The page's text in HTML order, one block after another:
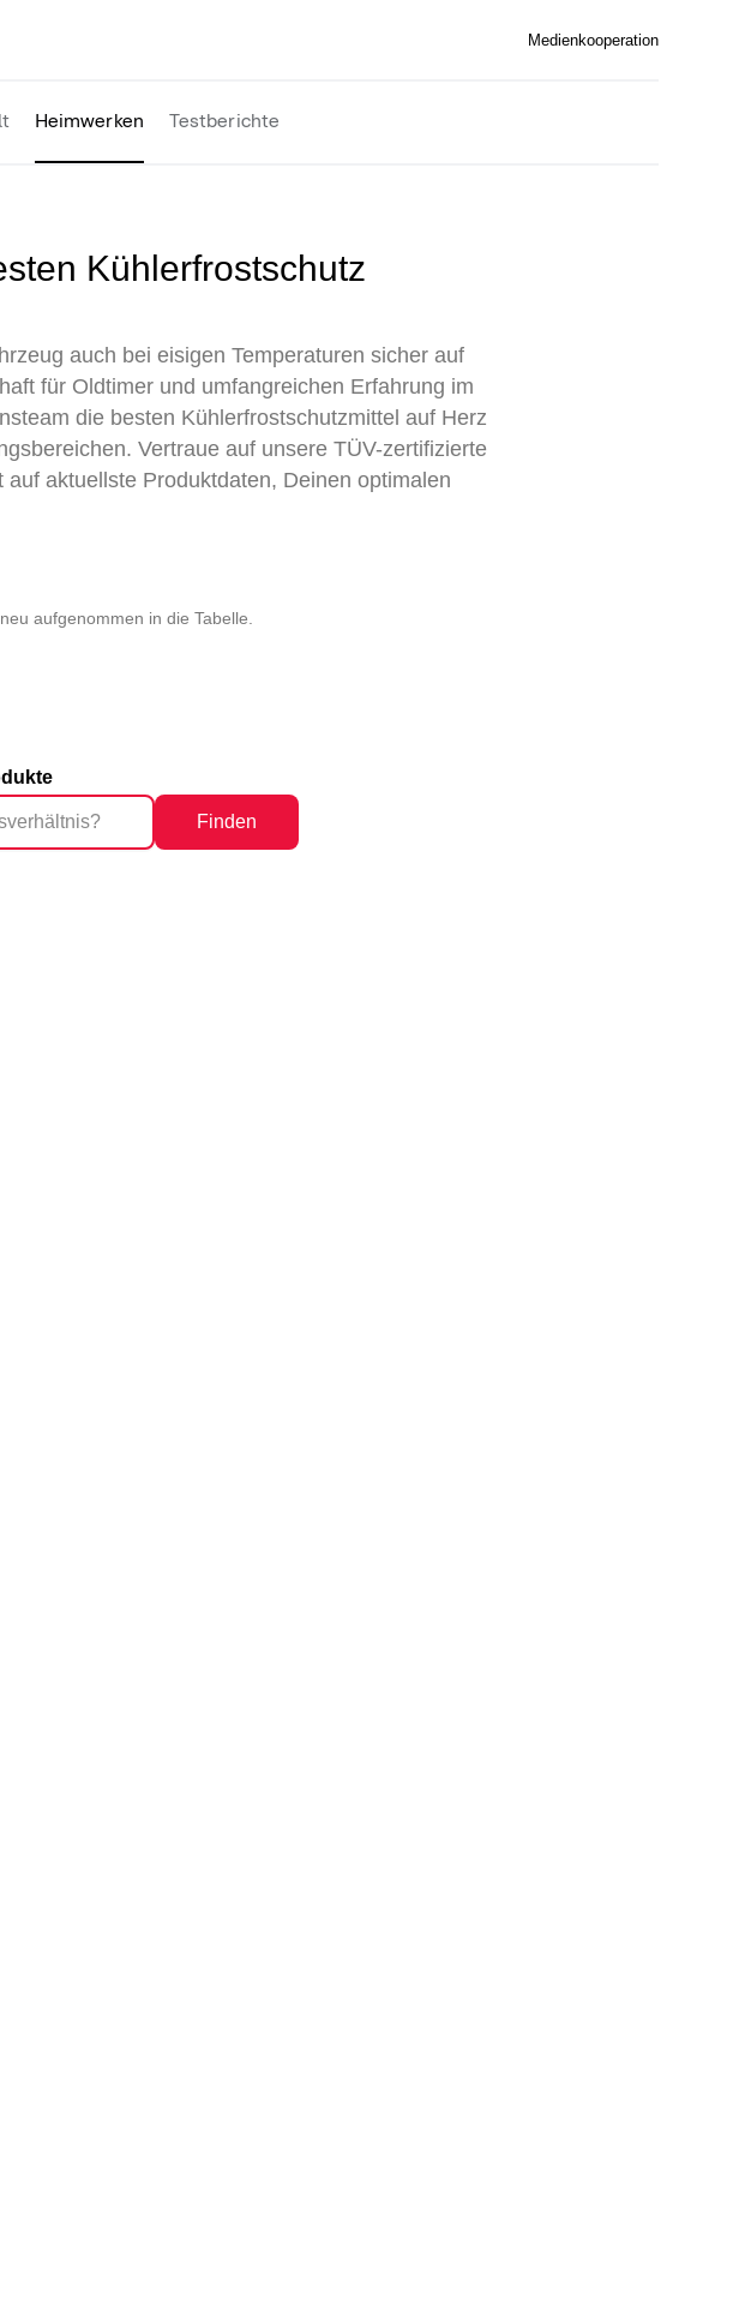
Medienkooperation
Heimwerken Testberichte
auch bei eisigen Temperaturen sicher auf
für Oldtimer und umfangreichen Erfahrung im
die besten Kühlerfrostschutzmittel auf Herz
Vertraue auf unsere TÜV-zertifizierte
aktuellste Produktdaten, Deinen optimalen
aufgenommen in die Tabelle.
Finden